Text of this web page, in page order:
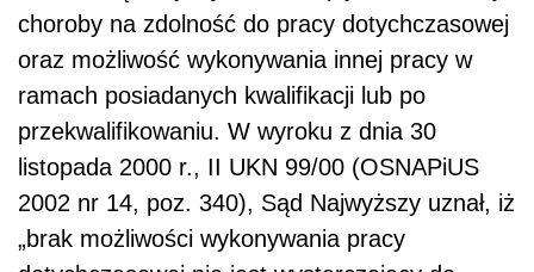
choroby na zdolność do pracy dotychczasowej
oraz możliwość wykonywania innej pracy w
ramach posiadanych kwalifikacji lub po
przekwalifikowaniu. W wyroku z dnia 30
listopada 2000 r., II UKN 99/00 (OSNAPiUS
2002 nr 14, poz. 340), Sąd Najwyższy uznał, iż
„brak możliwości wykonywania pracy